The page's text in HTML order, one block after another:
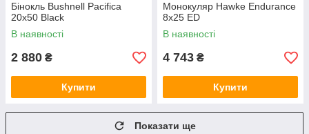
Бінокль Bushnell Pacifica
20х50 Black
В наявності
2 880 ₴
Купити
Монокуляр Hawke Endurance
8х25 ED
В наявності
4 743 ₴
Купити
Показати ще